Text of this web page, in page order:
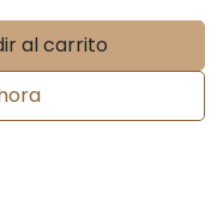
al carrito